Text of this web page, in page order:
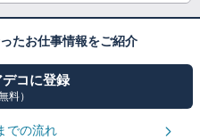
たお仕事情報をご紹介
デコに登録
料）
での流れ